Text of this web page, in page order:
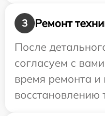
3
Ремонт
После
согласуем с
время ремонта и
восстановлению